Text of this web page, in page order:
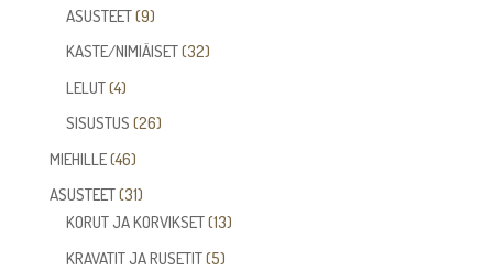
tuotetta
ASUSTEET 99
tuotetta
KASTE/NIMIÄISET 3232
LELUT 44
tuotetta
SISUSTUS 2626
MIEHILLE 4646
tuotetta
ASUSTEET 3131
tuotetta
KORUT JA KORVIKSET 1313
KRAVATIT JA RUSETIT 55